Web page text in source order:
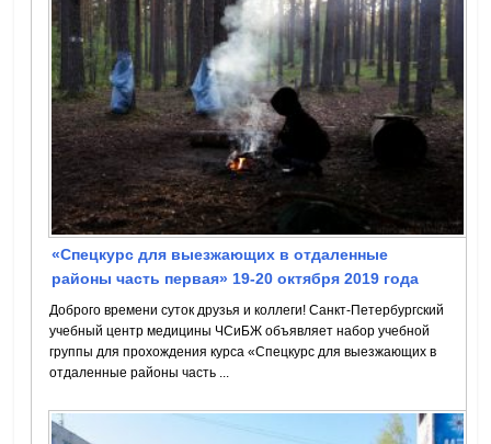
«Спецкурс для выезжающих в отдаленные
районы часть первая» 19-20 октября 2019 года
Доброго времени суток друзья и коллеги! Санкт-Петербургский
учебный центр медицины ЧСиБЖ объявляет набор учебной
группы для прохождения курса «Спецкурс для выезжающих в
отдаленные районы часть ...